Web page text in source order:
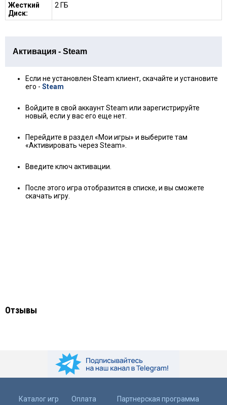
Жесткий
Диск:
2 ГБ
Активация - Steam
Если не установлен Steam клиент, скачайте и установите
его - Steam
Войдите в свой аккаунт Steam или зарегистрируйте
новый, если у вас его еще нет.
Перейдите в раздел «Мои игры» и выберите там
«Активировать через Steam».
Введите ключ активации.
После этого игра отобразится в списке, и вы сможете
скачать игру.
Отзывы
Каталог игр Оплата Партнерская программа